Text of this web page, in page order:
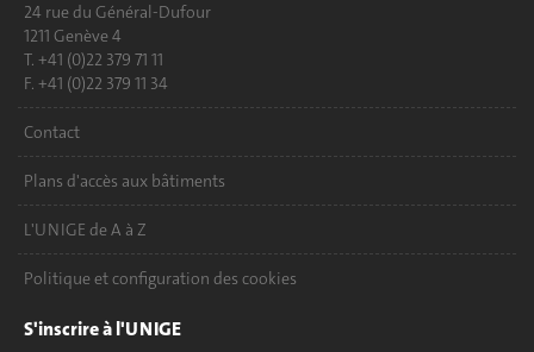
24 rue du Général-Dufour
1211 Genève 4
T. +41 (0)22 379 71 11
F. +41 (0)22 379 11 34
Contact
Plans d'accès aux bâtiments
L'UNIGE de A à Z
Politique et configuration des cookies
S'inscrire à l'UNIGE